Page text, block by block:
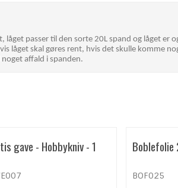
passer til den sorte 20L spand og låget er
låget skal gøres rent, hvis det skulle komme
affald i spanden.
gave - Hobbykniv - 1
BOF025